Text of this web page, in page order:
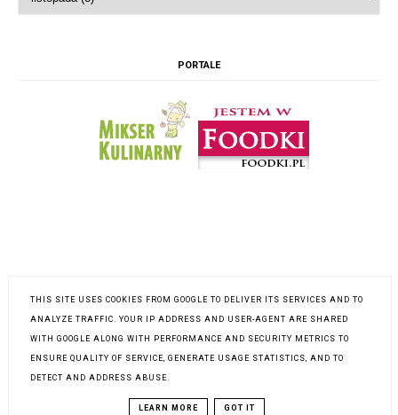
PORTALE
INSTAGRAM @K.POLKOWSKA
THIS SITE USES COOKIES FROM GOOGLE TO DELIVER ITS SERVICES AND TO
ANALYZE TRAFFIC. YOUR IP ADDRESS AND USER-AGENT ARE SHARED
WITH GOOGLE ALONG WITH PERFORMANCE AND SECURITY METRICS TO
ENSURE QUALITY OF SERVICE, GENERATE USAGE STATISTICS, AND TO
DETECT AND ADDRESS ABUSE.
LEARN MORE GOT IT